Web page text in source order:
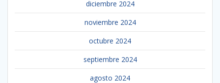
diciembre 2024
noviembre 2024
octubre 2024
septiembre 2024
agosto 2024